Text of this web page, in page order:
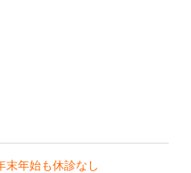
末年始も休診なし